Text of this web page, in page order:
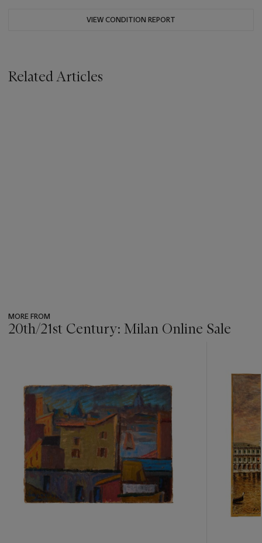
VIEW CONDITION REPORT
Related Articles
MORE FROM
20th/21st Century: Milan Online Sale